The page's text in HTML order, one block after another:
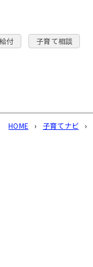
付 子育て相談
HOME › 子育てナビ ›